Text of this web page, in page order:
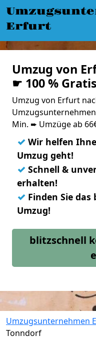
Erfurt
Umzug von
☛ 100 %
Umzug von Erfurt
Min. ➨ Umzüge ab
✓ Wir helfen
Umzug geht!
✓ Schnell &
erhalten!
✓ Finden Sie
Umzug!
blitzschnell
Umzugsunternehmen
Tonndorf